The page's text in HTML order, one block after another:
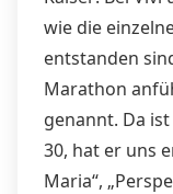
wie die
entstanden
Marathon
genannt. Da
30, hat er uns
Maria“,